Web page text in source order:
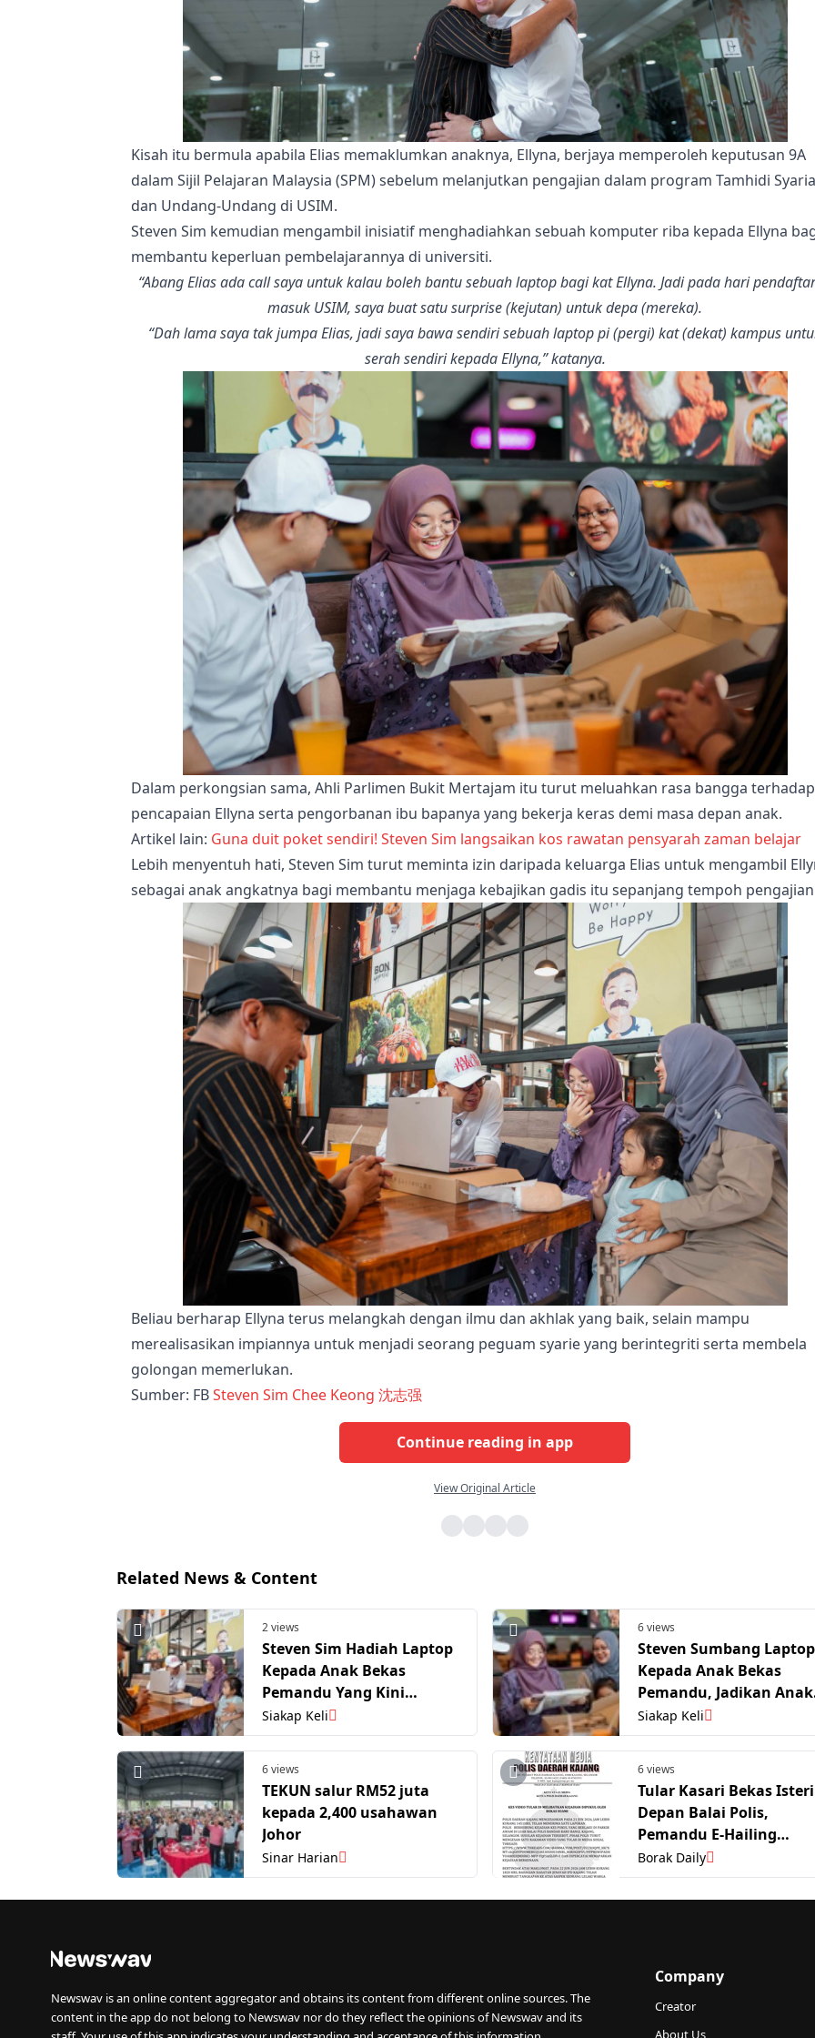
Kisah itu bermula apabila Elias memaklumkan anaknya, Ellyna, berjaya memperoleh keputusan 9A
dalam Sijil Pelajaran Malaysia (SPM) sebelum melanjutkan pengajian dalam program Tamhidi
dan Undang-Undang di USIM.
Steven Sim kemudian mengambil inisiatif menghadiahkan sebuah komputer riba kepada Ellyna
membantu keperluan pembelajarannya di universiti.
“Abang Elias ada call saya untuk kalau boleh bantu sebuah laptop bagi kat Ellyna. Jadi pada hari
masuk USIM, saya buat satu surprise (kejutan) untuk depa (mereka).
“Dah lama saya tak jumpa Elias, jadi saya bawa sendiri sebuah laptop pi (pergi) kat (dekat) kampus
serah sendiri kepada Ellyna,” katanya.
Dalam perkongsian sama, Ahli Parlimen Bukit Mertajam itu turut meluahkan rasa bangga terhadap
pencapaian Ellyna serta pengorbanan ibu bapanya yang bekerja keras demi masa depan anak.
Artikel lain: Guna duit poket sendiri! Steven Sim langsaikan kos rawatan pensyarah zaman belajar
Lebih menyentuh hati, Steven Sim turut meminta izin daripada keluarga Elias untuk mengambil
sebagai anak angkatnya bagi membantu menjaga kebajikan gadis itu sepanjang tempoh
Beliau berharap Ellyna terus melangkah dengan ilmu dan akhlak yang baik, selain mampu
merealisasikan impiannya untuk menjadi seorang peguam syarie yang berintegriti serta membela
golongan memerlukan.
Sumber: FBSteven Sim Chee Keong 沈志强
Continue reading in app
View Original Article
Related News & Content
2 views
Steven Sim Hadiah Laptop
Kepada Anak Bekas
Pemandu Yang Kini
Bergelar Mahasiswa USIM
Siakap Keli
6 views
Steven Sumbang Laptop
Kepada Anak Bekas
Pemandu, Jadikan Anak
Angkat
Siakap Keli
6 views
TEKUN salur RM52 juta
kepada 2,400 usahawan
Johor
Sinar Harian
6 views
Tular Kasari Bekas Isteri
Depan Balai Polis,
Pemandu E-Hailing
Ditahan
Borak Daily
Newswav is an online content aggregator and obtains its content from different online sources. The
content in the app do not belong to Newswav nor do they reflect the opinions of Newswav and its
Company
Creator
About Us